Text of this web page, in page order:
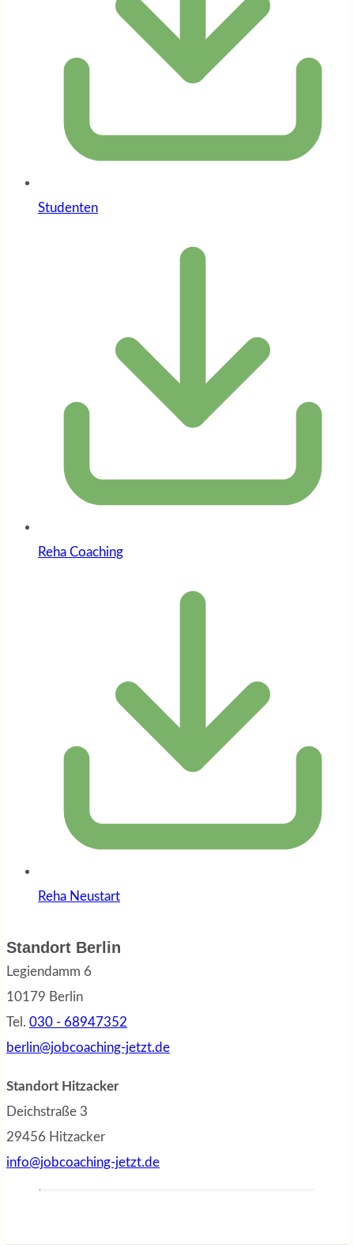
Studenten
Reha Coaching
Reha Neustart
Standort Berlin
Legiendamm 6
10179 Berlin
Tel. 030 - 68947352
berlin@jobcoaching-jetzt.de
Standort Hitzacker
Deichstraße 3
29456 Hitzacker
info@jobcoaching-jetzt.de